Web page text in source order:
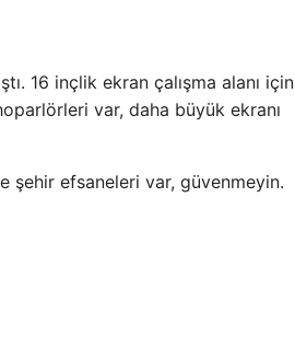
16 inçlik ekran çalışma alanı için
var, daha büyük ekranı
şehir efsaneleri var, güvenmeyin.